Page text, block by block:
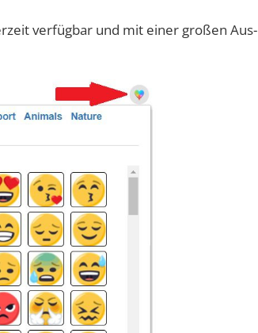
ver­füg­bar und mit einer gro­ßen Aus­